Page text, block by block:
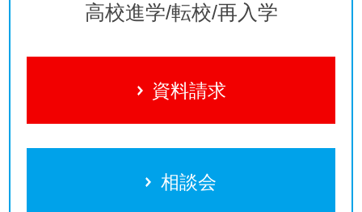
高校進学/転校/再入学
資料請求
相談会